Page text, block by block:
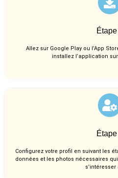
Allez sur Google Play ou l’App
installez l’application
Configurez votre profil en suivant les
données et les photos nécessaires
s’intéresser